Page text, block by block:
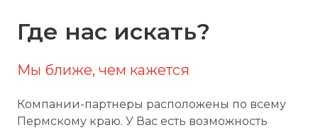
Где нас искать?
Мы ближе, чем кажется
Компании-партнеры расположены по всему
Пермскому краю. У Вас есть возможность